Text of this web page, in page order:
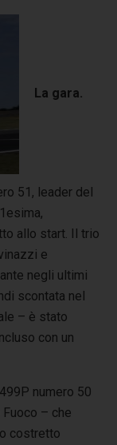
La gara.
51, leader del
allo start. Il trio
e
negli ultimi
scontata nel
– è stato
con un
numero 50
– che
costretto